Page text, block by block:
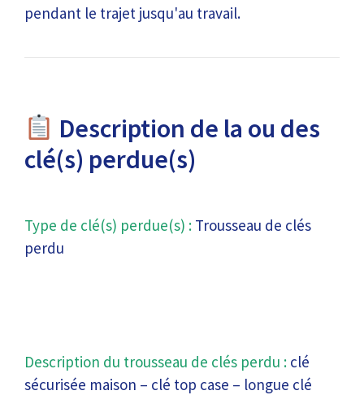
pendant le trajet jusqu'au travail.
Description de la ou des
clé(s) perdue(s)
Type de clé(s) perdue(s) : Trousseau de clés
perdu
Description du trousseau de clés perdu : clé
sécurisée maison – clé top case – longue clé